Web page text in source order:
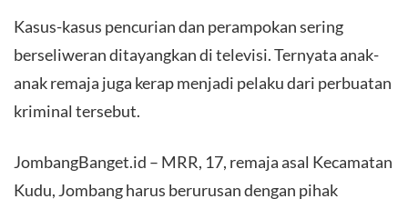
Kasus-kasus pencurian dan perampokan sering
berseliweran ditayangkan di televisi. Ternyata anak-
anak remaja juga kerap menjadi pelaku dari perbuatan
kriminal tersebut.
JombangBanget.id – MRR, 17, remaja asal Kecamatan
Kudu, Jombang harus berurusan dengan pihak